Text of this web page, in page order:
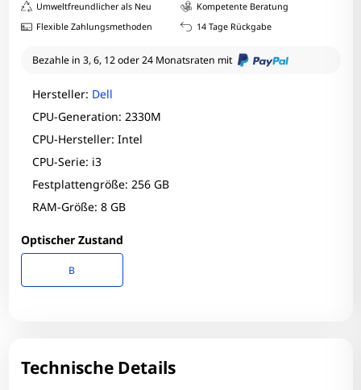
Umweltfreundlicher als Neu
Kompetente Beratung
Flexible Zahlungsmethoden
14 Tage Rückgabe
Bezahle in 3, 6, 12 oder 24 Monatsraten mit
Hersteller: Dell
CPU-Generation: 2330M
CPU-Hersteller: Intel
CPU-Serie: i3
Festplattengröße: 256 GB
RAM-Größe: 8 GB
Optischer Zustand
B
Technische Details